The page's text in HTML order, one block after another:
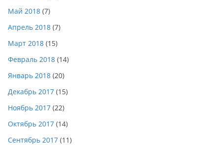
Май 2018 (7)
Апрель 2018 (7)
Март 2018 (15)
Февраль 2018 (14)
Январь 2018 (20)
Декабрь 2017 (15)
Ноябрь 2017 (22)
Октябрь 2017 (14)
Сентябрь 2017 (11)